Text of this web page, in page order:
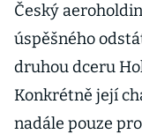
Český
úspěšného
druhou dceru
Konkrétně její
nadále pouze